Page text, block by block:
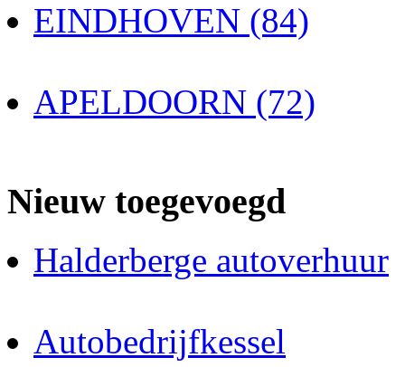
EINDHOVEN (84)
APELDOORN (72)
Nieuw toegevoegd
Halderberge autoverhuur
Autobedrijfkessel